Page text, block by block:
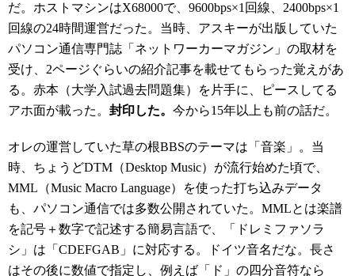
だ。ホストマシンはX68000で、9600bps×1回線、2400bps×1
回線の24時間運営だった。当時、アスキーが出版していた
パソコン通信専門誌「ネットワーカーマガジン」の取材を
受け、2ページぐらいの紹介記事を載せてもらった覚えがあ
る。赤本（大学入試過去問題集）を片手に、ピースしてる
アホ面が載った。 封印した。 今から15年以上も前の話だ。
オレの運営していた草の根BBSのテーマは「音楽」。当
時、ちょうどDTM（Desktop Music）が流行始めた頃で、
MML（Music Macro Language）を使った打ち込みデータ
も、パソコン通信では多数公開されていた。MMLとは楽譜
を記号＋数字で記述する簡易言語で、「ドレミファソラ
シ」は「CDEFGAB」に対応する。ドイツ音名だな。長さ
はその後に数値で指定し、例えば「ド」の四分音符なら